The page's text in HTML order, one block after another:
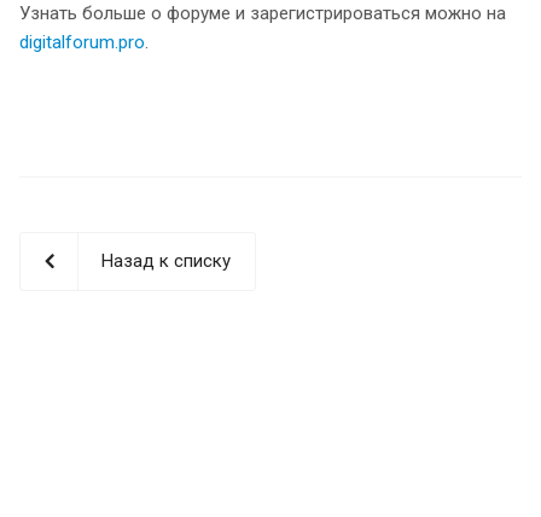
Узнать больше о форуме и зарегистрироваться можно на
digitalforum.pro.
Назад к списку